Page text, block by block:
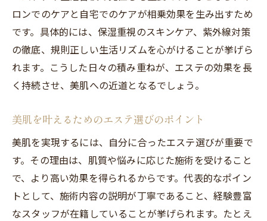
ロンでのケアと自宅でのケアが相乗効果を生み出すため
です。具体的には、保湿重視のスキンケア、紫外線対策
の徹底、規則正しい生活リズムを心がけることが挙げら
れます。こうした日々の積み重ねが、エステの効果を長
く持続させ、美肌への近道となるでしょう。
美肌を叶えるためのエステ選びのポイント
美肌を実現するには、自分に合ったエステ選びが重要で
す。その理由は、肌質や悩みに応じた施術を受けること
で、より高い効果を得られるからです。代表的なポイン
トとして、施術内容の説明が丁寧であること、経験豊富
なスタッフが在籍していることが挙げられます。たとえ